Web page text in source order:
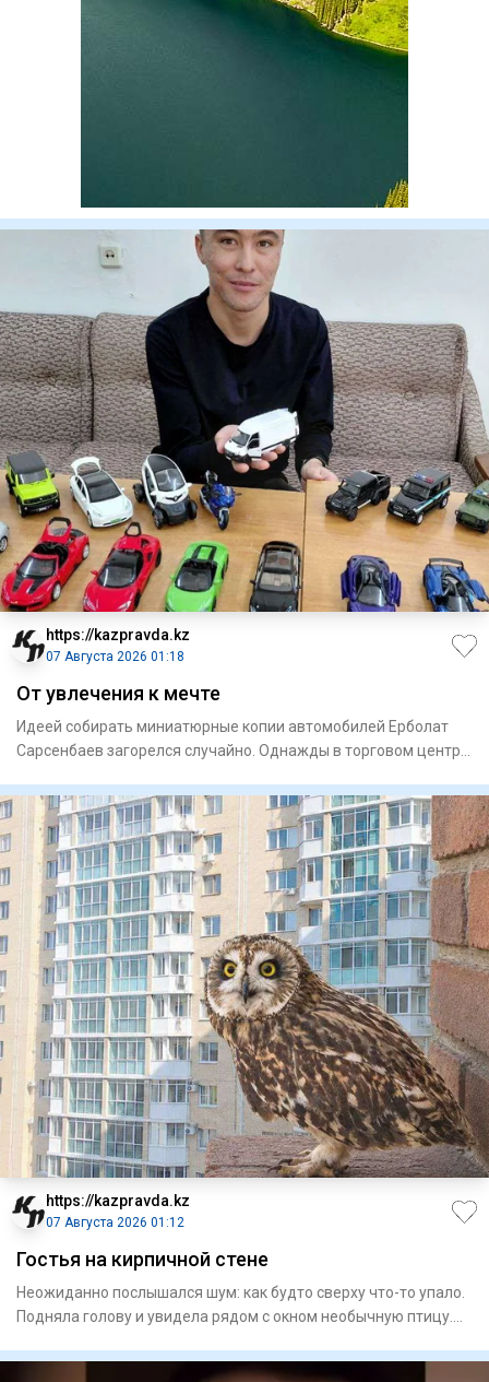
https://kazpravda.kz
07 Августа 2026 01:18
От увлечения к мечте
Идеей собирать миниа­тюрные копии автомобилей Ерболат
Сарсенбаев загорелся случайно. Однажды в торговом центре
https://kazpravda.kz
07 Августа 2026 01:12
Гостья на кирпичной стене
Неожиданно послышался шум: как будто сверху что-то упало.
Подняла голову и увидела рядом с окном необычную птицу.